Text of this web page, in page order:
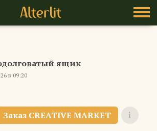
ящик
в 09:20